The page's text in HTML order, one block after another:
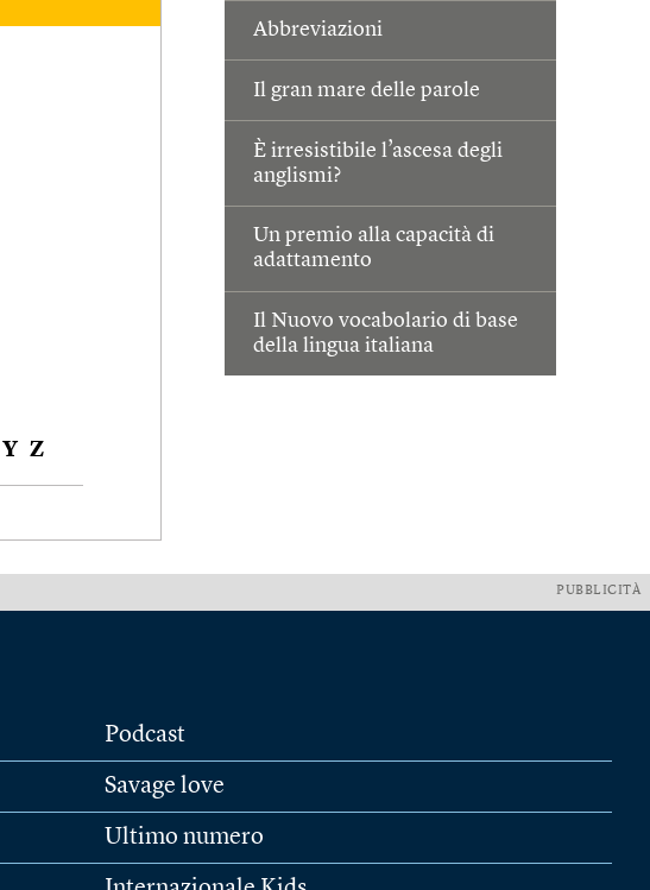
Abbreviazioni
Il gran mare delle parole
È irresistibile l’ascesa degli
anglismi?
Un premio alla capacità di
adattamento
Il Nuovo vocabolario di base
della lingua italiana
Y Z
PUBBLICITÀ
Podcast
Savage love
Ultimo numero